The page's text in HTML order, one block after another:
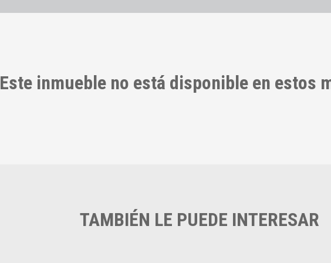
Este inmueble no está disponible en estos
TAMBIÉN LE PUEDE INTERESAR